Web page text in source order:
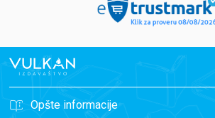
Opšte informacije